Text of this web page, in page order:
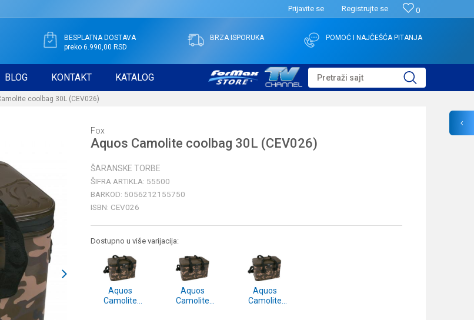
0
Prijavite se Registrujte se
BESPLATNA DOSTAVA
preko 6.990,00 RSD
BRZA ISPORUKA POMOĆ I NAJČEŠĆA PITANJA
BLOG KONTAKT KATALOG Pretraži sajt
coolbag 30L (CEV026)
Fox
Aquos Camolite coolbag 30L (CEV026)
ŠARANSKE TORBE
ŠIFRA ARTIKLA: 55500
BARKOD: 5056212155750
ISBN: CEV026
Dostupno u više varijacija:
Aquos
Camolite
Aquos
Camolite
Aquos
Camolite